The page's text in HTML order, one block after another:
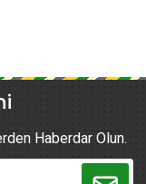
Haberdar Olun.